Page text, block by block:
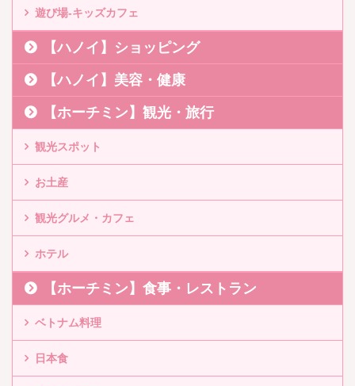
遊び場-キッズカフェ
【ハノイ】ショッピング
【ハノイ】美容・健康
【ホーチミン】観光・旅行
観光スポット
お土産
観光グルメ・カフェ
ホテル
【ホーチミン】食事・レストラン
ベトナム料理
日本食